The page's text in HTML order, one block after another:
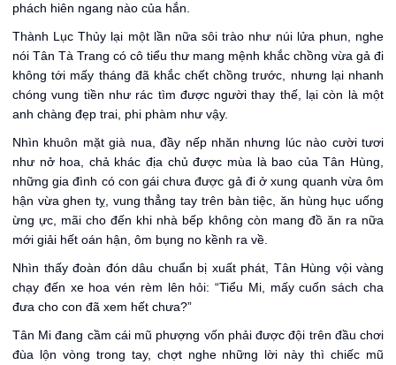
phách hiên ngang nào của hắn.
Thành Lục Thủy lại một lần nữa sôi trào như núi lửa phun, nghe
nói Tân Tà Trang có cô tiểu thư mang mệnh khắc chồng vừa gả đi
không tới mấy tháng đã khắc chết chồng trước, nhưng lại nhanh
chóng vung tiền như rác tìm được người thay thế, lại còn là một
anh chàng đẹp trai, phi phàm như vậy.
Nhìn khuôn mặt già nua, đầy nếp nhăn nhưng lúc nào cười tươi
như nở hoa, chả khác địa chủ được mùa là bao của Tân Hùng,
những gia đình có con gái chưa được gả đi ở xung quanh vừa ôm
hận vừa ghen tỵ, vung thẳng tay trên bàn tiệc, ăn hùng hục uống
ừng ực, mãi cho đến khi nhà bếp không còn mang đồ ăn ra nữa
mới giải hết oán hận, ôm bụng no kềnh ra về.
Nhìn thấy đoàn đón dâu chuẩn bị xuất phát, Tân Hùng vội vàng
chạy đến xe hoa vén rèm lên hỏi: “Tiểu Mi, mấy cuốn sách cha
đưa cho con đã xem hết chưa?”
Tân Mi đang cầm cái mũ phượng vốn phải được đội trên đầu chơi
đùa lộn vòng trong tay, chợt nghe những lời này thì chiếc mũ